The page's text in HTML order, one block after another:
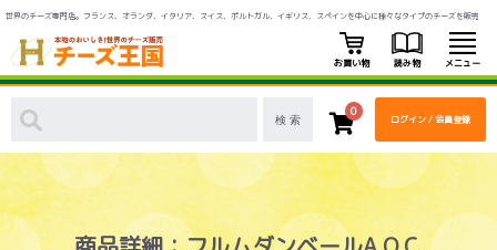
世界のチーズ専門店。フランス、オランダ、イタリア、スイス、ポルトガル、イギリス、スペインを中心に様々なタイプのチーズを販売
お買い物 読み物 メニュー
0
ログイン / 会員登録